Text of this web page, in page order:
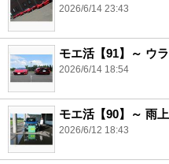
2026/6/14 23:43
モエ活【91】～ ウ
2026/6/14 18:54
モエ活【90】～ 雨
2026/6/12 18:43